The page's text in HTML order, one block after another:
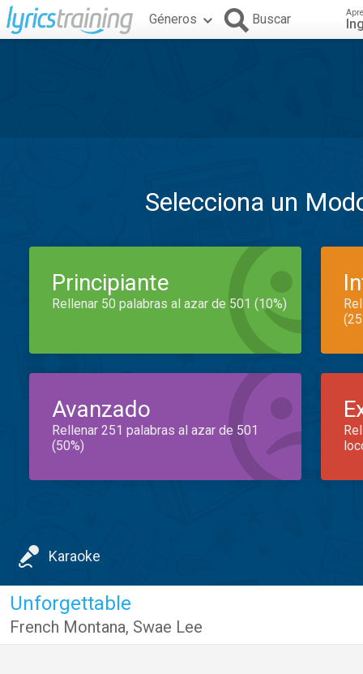
Géneros Buscar
Selecciona un
Principiante
Rellenar 50 palabras al azar de 501 (10%)
Avanzado
Rellenar 251 palabras al azar de 501
(50%)
Karaoke
Unforgettable
French Montana, Swae Lee